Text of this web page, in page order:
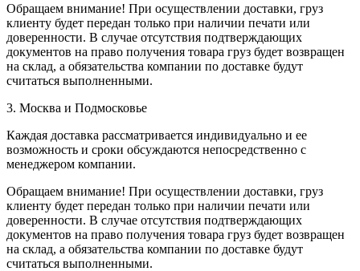
Обращаем внимание! При осуществлении доставки, груз
клиенту будет передан только при наличии печати или
доверенности. В случае отсутствия подтверждающих
документов на право получения товара груз будет возвращен
на склад, а обязательства компании по доставке будут
считаться выполненными.
3. Москва и Подмосковье
Каждая доставка рассматривается индивидуально и ее
возможность и сроки обсуждаются непосредственно с
менеджером компании.
Обращаем внимание! При осуществлении доставки, груз
клиенту будет передан только при наличии печати или
доверенности. В случае отсутствия подтверждающих
документов на право получения товара груз будет возвращен
на склад, а обязательства компании по доставке будут
считаться выполненными.